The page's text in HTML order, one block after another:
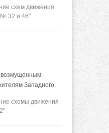
схем движения
№ 32 и 46"
возмущенным.
Западного.
схемы движения